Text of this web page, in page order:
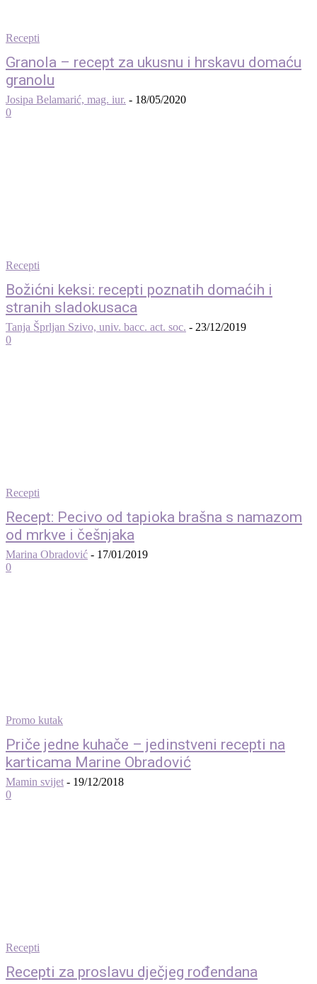
Recepti
Granola – recept za ukusnu i hrskavu domaću
granolu
Josipa Belamarić, mag. iur. - 18/05/2020
0
Recepti
Božićni keksi: recepti poznatih domaćih i
stranih sladokusaca
Tanja Šprljan Szivo, univ. bacc. act. soc. - 23/12/2019
0
Recepti
Recept: Pecivo od tapioka brašna s namazom
od mrkve i češnjaka
Marina Obradović - 17/01/2019
0
Promo kutak
Priče jedne kuhače – jedinstveni recepti na
karticama Marine Obradović
Mamin svijet - 19/12/2018
0
Recepti
Recepti za proslavu dječjeg rođendana